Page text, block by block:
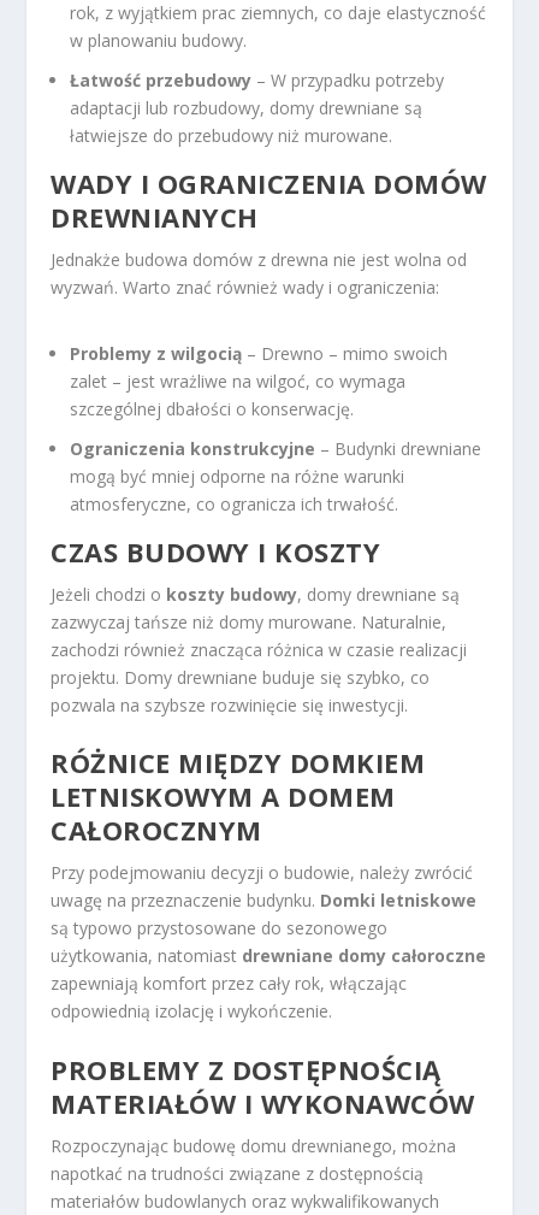
rok, z wyjątkiem prac ziemnych, co daje elastyczność
w planowaniu budowy.
Łatwość przebudowy – W przypadku potrzeby
adaptacji lub rozbudowy, domy drewniane są
łatwiejsze do przebudowy niż murowane.
WADY I OGRANICZENIA DOMÓW
DREWNIANYCH
Jednakże budowa domów z drewna nie jest wolna od
wyzwań. Warto znać również wady i ograniczenia:
Problemy z wilgocią – Drewno – mimo swoich
zalet – jest wrażliwe na wilgoć, co wymaga
szczególnej dbałości o konserwację.
Ograniczenia konstrukcyjne – Budynki drewniane
mogą być mniej odporne na różne warunki
atmosferyczne, co ogranicza ich trwałość.
CZAS BUDOWY I KOSZTY
Jeżeli chodzi o koszty budowy, domy drewniane są
zazwyczaj tańsze niż domy murowane. Naturalnie,
zachodzi również znacząca różnica w czasie realizacji
projektu. Domy drewniane buduje się szybko, co
pozwala na szybsze rozwinięcie się inwestycji.
RÓŻNICE MIĘDZY DOMKIEM
LETNISKOWYM A DOMEM
CAŁOROCZNYM
Przy podejmowaniu decyzji o budowie, należy zwrócić
uwagę na przeznaczenie budynku. Domki letniskowe
są typowo przystosowane do sezonowego
użytkowania, natomiast drewniane domy całoroczne
zapewniają komfort przez cały rok, włączając
odpowiednią izolację i wykończenie.
PROBLEMY Z DOSTĘPNOŚCIĄ
MATERIAŁÓW I WYKONAWCÓW
Rozpoczynając budowę domu drewnianego, można
napotkać na trudności związane z dostępnością
materiałów budowlanych oraz wykwalifikowanych